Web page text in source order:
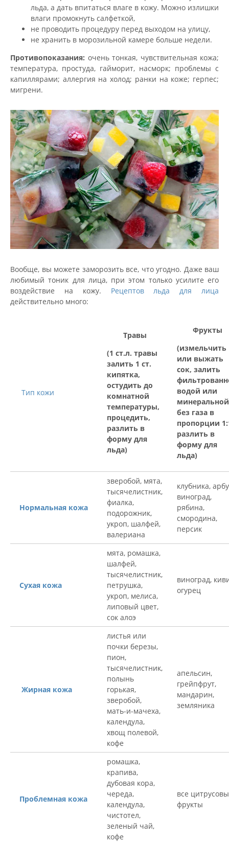
льда, а дать впитаться влаге в кожу. Можно излишки
влаги промокнуть салфеткой,
не проводить процедуру перед выходом на улицу,
не хранить в морозильной камере больше недели.
Противопоказания: очень тонкая, чувствительная кожа;
температура, простуда, гайморит, насморк; проблемы с
капиллярами; аллергия на холод; ранки на коже; герпес;
мигрени.
Вообще, вы можете заморозить все, что угодно. Даже ваш
любимый тоник для лица, при этом только усилите его
воздействие на кожу. Рецептов льда для лица
действительно много:
Тип кожи
Травы
(1 ст.л. травы
залить 1 ст.
кипятка,
остудить до
комнатной
температуры,
процедить,
разлить в
форму для
льда)
Фрукты
(измельчить
или выжать
сок, залить
водой или
минеральной
без газа в
пропорции
разлить в
форму для
льда)
Нормальная кожа
зверобой, мята,
тысячелистник,
фиалка,
подорожник,
укроп, шалфей,
валериана
клубника,
виноград,
рябина,
смородина,
персик
Сухая кожа
мята, ромашка,
шалфей,
тысячелистник,
петрушка,
укроп, мелиса,
липовый цвет,
сок алоэ
виноград,
огурец
Жирная кожа
листья или
почки березы,
пион,
тысячелистник,
полынь
горькая,
зверобой,
мать-и-мачеха,
календула,
хвощ полевой,
кофе
апельсин,
грейпфрут,
мандарин,
земляника
Проблемная кожа
ромашка,
крапива,
дубовая кора,
череда,
календула,
чистотел,
зеленый чай,
кофе
все
фрукты